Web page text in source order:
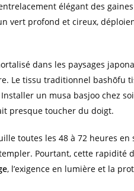
élégant des
vert profond et cireux,
dans les paysages
Le tissu traditionnel bashōfu
un musa basjoo chez
presque toucher du doigt.
toutes les 48 à 72 heures
Pourtant, cette rapidité
, l’exigence en lumière et la